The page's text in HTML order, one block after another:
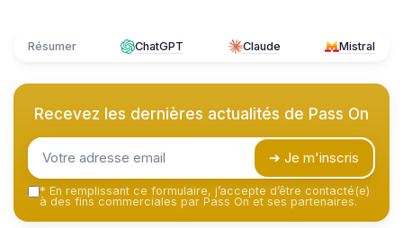
Résumer ChatGPT Claude Mistral
Recevez les dernières actualités de Pass On
➔ Je m'inscris
* En remplissant ce formulaire, j’accepte d’être contacté(e)
à des fins commerciales par Pass On et ses partenaires.